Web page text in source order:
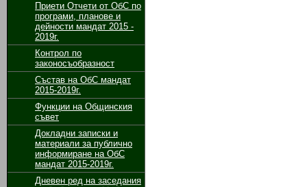
Приети Отчети от ОбС по
програми, планове и
дейности мандат 2015 -
2019г.
Контрол по
законосъобразност
Състав на ОбС мандат
2015-2019г.
Функции на Общинския
съвет
Докладни записки и
материали за публично
информиране на ОбС
мандат 2015-2019г.
Дневен ред на заседания